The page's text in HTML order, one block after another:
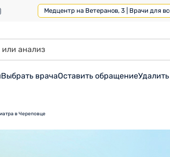
Медцентр на Ветеранов, 3 | Врачи для
Выбрать врачаОставить обращение
в Череповце